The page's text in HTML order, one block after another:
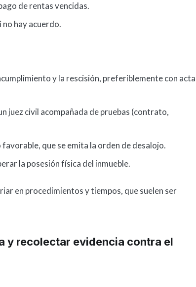
de rentas vencidas.
hay acuerdo.
y la rescisión, preferiblemente con acta
juez civil acompañada de pruebas (contrato,
favorable, que se emita la orden de desalojo.
la posesión física del inmueble.
en procedimientos y tiempos, que suelen ser
y recolectar evidencia contra el